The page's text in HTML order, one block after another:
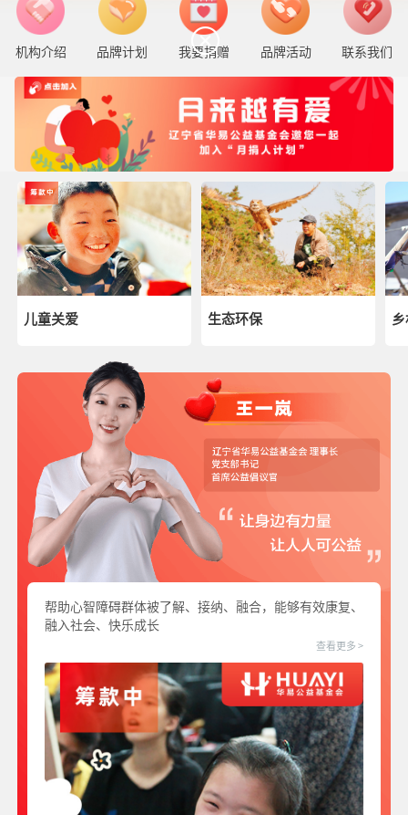
机构介绍 品牌计划 我要捐赠 品牌活动 联系我们
儿童关爱 生态环保
帮助心智障碍群体被了解、接纳、融合，能够有效康复、
融入社会、快乐成长
查看更多 >